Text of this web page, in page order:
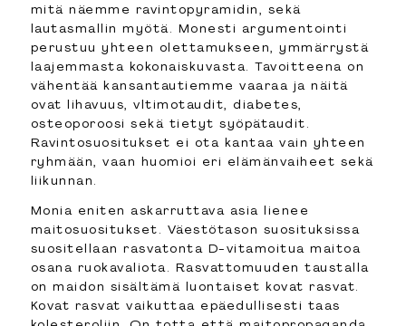
mitä näemme ravintopyramidin, sekä
lautasmallin myötä. Monesti argumentointi
perustuu yhteen olettamukseen, ymmärrystä
laajemmasta kokonaiskuvasta. Tavoitteena on
vähentää kansantautiemme vaaraa ja näitä
ovat lihavuus, vltimotaudit, diabetes,
osteoporoosi sekä tietyt syöpätaudit.
Ravintosuositukset ei ota kantaa vain yhteen
ryhmään, vaan huomioi eri elämänvaiheet sekä
liikunnan.
Monia eniten askarruttava asia lienee
maitosuositukset. Väestötason suosituksissa
suositellaan rasvatonta D-vitamoitua maitoa
osana ruokavaliota. Rasvattomuuden taustalla
on maidon sisältämä luontaiset kovat rasvat.
Kovat rasvat vaikuttaa epäedullisesti taas